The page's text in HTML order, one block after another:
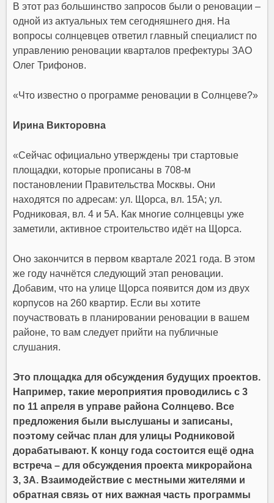
В этот раз большинство запросов были о реновации –
одной из актуальных тем сегодняшнего дня. На
вопросы солнцевцев ответил главный специалист по
управлению реновации кварталов префектуры ЗАО
Олег Трифонов.
«Что известно о программе реновации в Солнцеве?»
Ирина Викторовна
«Сейчас официально утверждены три стартовые
площадки, которые прописаны в 708-м
постановлении Правительства Москвы. Они
находятся по адресам: ул. Щорса, вл. 15А; ул.
Родниковая, вл. 4 и 5А. Как многие солнцевцы уже
заметили, активное строительство идёт на Щорса.
Оно закончится в первом квартале 2021 года. В этом
же году начнётся следующий этап реновации.
Добавим, что на улице Щорса появится дом из двух
корпусов на 260 квартир. Если вы хотите
поучаствовать в планировании реновации в вашем
районе, то вам следует прийти на публичные
слушания.
Это площадка для обсуждения будущих проектов.
Например, такие мероприятия проводились с 3
по 11 апреля в управе района Солнцево. Все
предложения были выслушаны и записаны,
поэтому сейчас план для улицы Родниковой
дорабатывают. К концу года состоится ещё одна
встреча – для обсуждения проекта микрорайона
3, 3А. Взаимодействие с местными жителями и
обратная связь от них важная часть программы